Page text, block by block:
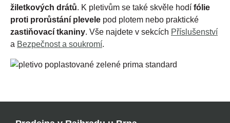
žiletkových drátů. K pletivům se také skvěle hodí fólie
proti prorůstání plevele pod plotem nebo praktické
zastiňovací tkaniny. Vše najdete v sekcích Příslušenství
a Bezpečnost a soukromí.